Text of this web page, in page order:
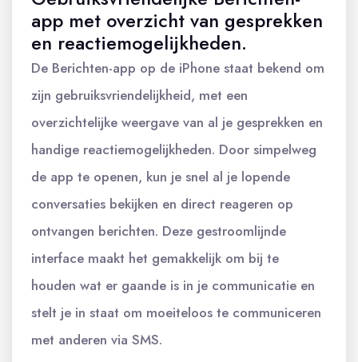
app met overzicht van gesprekken
en reactiemogelijkheden.
De Berichten-app op de iPhone staat bekend om
zijn gebruiksvriendelijkheid, met een
overzichtelijke weergave van al je gesprekken en
handige reactiemogelijkheden. Door simpelweg
de app te openen, kun je snel al je lopende
conversaties bekijken en direct reageren op
ontvangen berichten. Deze gestroomlijnde
interface maakt het gemakkelijk om bij te
houden wat er gaande is in je communicatie en
stelt je in staat om moeiteloos te communiceren
met anderen via SMS.